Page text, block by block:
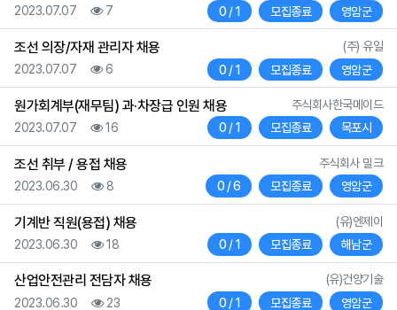
지역영암군
상태모집종료
채용인원
0 / 1
등록일
2023.07.07 조회
7
등록자
(주) 유일
조선 의장/자재 관리자 채용
지역영암군
상태모집종료
채용인원
0 / 1
등록일
2023.07.07 조회
6
등록자
주식회사한국메이드
원가회계부(재무팀) 과·차장급 인원 채용
지역목포시
상태모집종료
채용인원
0 / 1
등록일
2023.07.07 조회
16
등록자
주식회사 밀크
조선 취부 / 용접 채용
지역영암군
상태모집종료
채용인원
0 / 6
등록일
2023.06.30 조회
8
등록자
(유)엔제이
기계반 직원(용접) 채용
지역해남군
상태모집종료
채용인원
0 / 1
등록일
2023.06.30 조회
18
등록자
(유)건양기술
산업안전관리 전담자 채용
지역영암군
상태모집종료
채용인원
0 / 1
등록일
2023.06.30 조회
23